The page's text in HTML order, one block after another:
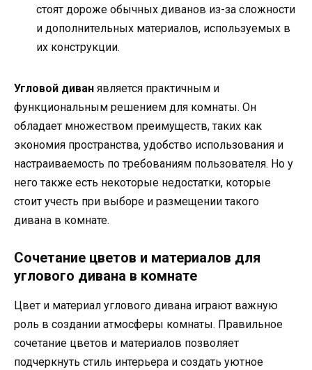
стоят дороже обычных диванов из-за сложности
и дополнительных материалов, используемых в
их конструкции.
Угловой диван является практичным и
функциональным решением для комнаты. Он
обладает множеством преимуществ, таких как
экономия пространства, удобство использования и
настраиваемость по требованиям пользователя. Но у
него также есть некоторые недостатки, которые
стоит учесть при выборе и размещении такого
дивана в комнате.
Сочетание цветов и материалов для
углового дивана в комнате
Цвет и материал углового дивана играют важную
роль в создании атмосферы комнаты. Правильное
сочетание цветов и материалов позволяет
подчеркнуть стиль интерьера и создать уютное